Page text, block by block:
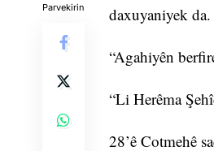
Parvekirin
daxuyaniyek
“Agahiyên
“Li Herêma
28’ê Cotmehê